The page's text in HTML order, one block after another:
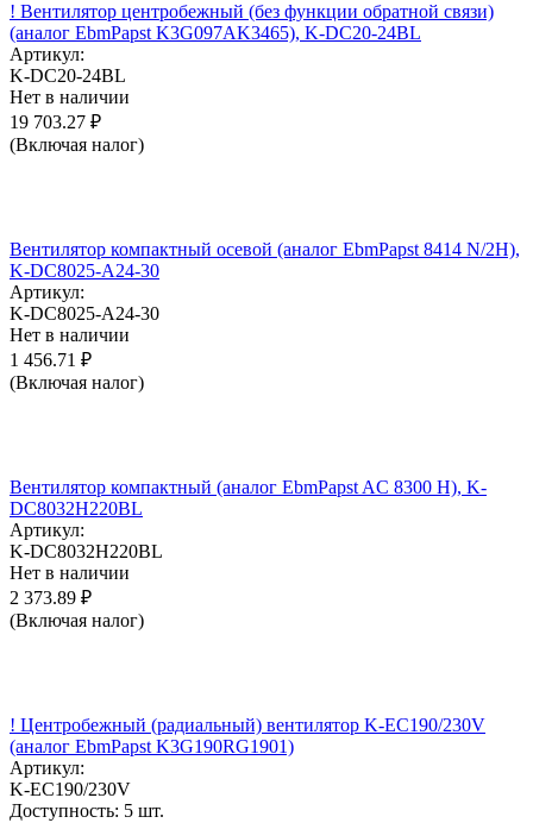
! Вентилятор центробежный (без функции обратной связи)
(аналог EbmPapst K3G097AK3465), K-DC20-24BL
Артикул:
K-DC20-24BL
Нет в наличии
19 703.27 ₽
(Включая налог)
Вентилятор компактный осевой (аналог EbmPapst 8414 N/2H),
K-DC8025-A24-30
Артикул:
K-DC8025-A24-30
Нет в наличии
1 456.71 ₽
(Включая налог)
Вентилятор компактный (аналог EbmPapst AC 8300 H), K-
DC8032H220BL
Артикул:
K-DC8032H220BL
Нет в наличии
2 373.89 ₽
(Включая налог)
! Центробежный (радиальный) вентилятор K-EC190/230V
(аналог EbmPapst K3G190RG1901)
Артикул:
K-EC190/230V
Доступность: 5 шт.